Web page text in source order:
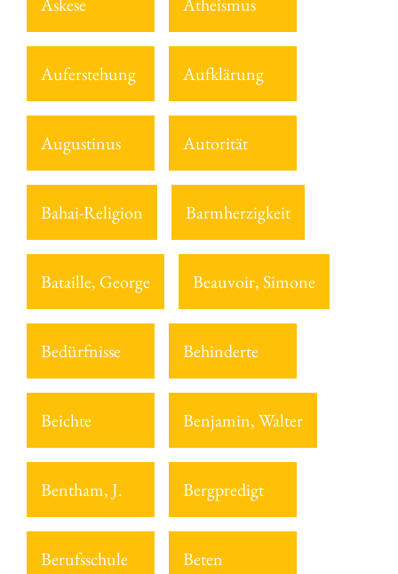
Auferstehung Aufklärung
Augustinus Autorität
Bahai-Religion Barmherzigkeit
Bataille, George Beauvoir, Simone
Bedürfnisse Behinderte
Beichte Benjamin, Walter
Bentham, J. Bergpredigt
Berufsschule Beten